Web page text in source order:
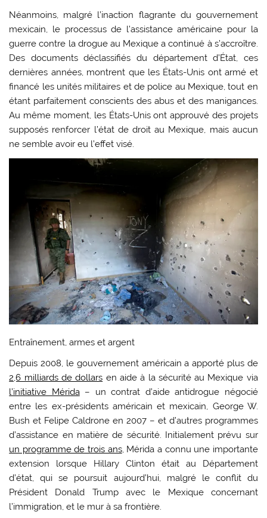
Néanmoins, malgré l’inaction flagrante du gouvernement
mexicain, le processus de l’assistance américaine pour la
guerre contre la drogue au Mexique a continué à s’accroître.
Des documents déclassifiés du département d’État, ces
dernières années, montrent que les États-Unis ont armé et
financé les unités militaires et de police au Mexique, tout en
étant parfaitement conscients des abus et des manigances.
Au même moment, les États-Unis ont approuvé des projets
supposés renforcer l’état de droit au Mexique, mais aucun
ne semble avoir eu l’effet visé.
Entraînement, armes et argent
Depuis 2008, le gouvernement américain a apporté plus de
2,6 milliards de dollars en aide à la sécurité au Mexique via
l’initiative Mérida– un contrat d’aide antidrogue négocié
entre les ex-présidents américain et mexicain, George W.
Bush et Felipe Caldrone en 2007 – et d’autres programmes
d’assistance en matière de sécurité. Initialement prévu sur
un programme de trois ans, Mérida a connu une importante
extension lorsque Hillary Clinton était au Département
d’état, qui se poursuit aujourd’hui, malgré le conflit du
Président Donald Trump avec le Mexique concernant
l’immigration, et le mur à sa frontière.